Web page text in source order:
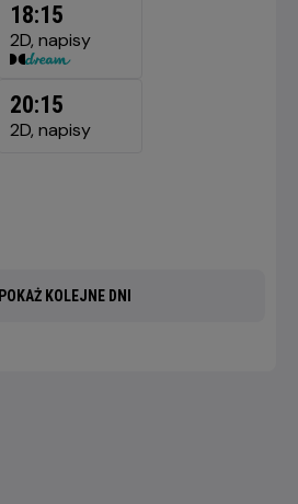
18:15
2D, napisy
20:15
2D, napisy
POKAŻ KOLEJNE DNI